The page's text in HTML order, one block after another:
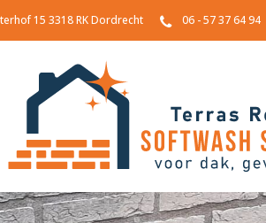
15 3318 RK Dordrecht 06 - 57 37 64 94